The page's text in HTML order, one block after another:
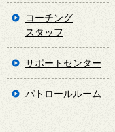
コーチング
スタッフ
サポートセンター
パトロールルーム